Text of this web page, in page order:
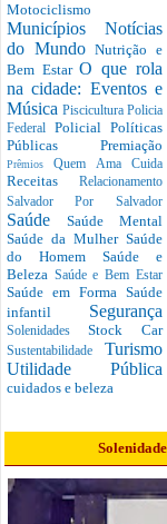
Motociclismo
Municípios Notícias
do MundoNutrição e
Bem EstarO que rola
na cidade: Eventos e
Música Piscicultura Policia
Federal Policial Políticas
Públicas Premiação
PrêmiosQuem Ama Cuida
Receitas Relacionamento
Salvador Por Salvador
Saúde Saúde Mental
Saúde da Mulher Saúde
do Homem Saúde e
Beleza Saúde e Bem Estar
Saúde em Forma Saúde
infantil Segurança
SolenidadesStock Car
Sustentabilidade Turismo
Utilidade Pública
cuidados e beleza